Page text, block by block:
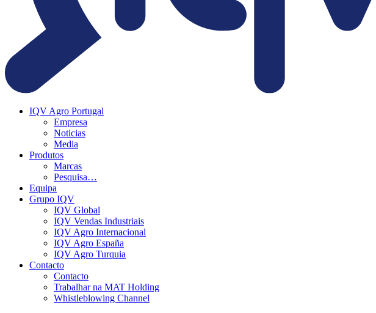
IQV Agro Portugal
Empresa
Noticias
Media
Produtos
Marcas
Pesquisa…
Equipa
Grupo IQV
IQV Global
IQV Vendas Industriais
IQV Agro Internacional
IQV Agro España
IQV Agro Turquia
Contacto
Contacto
Trabalhar na MAT Holding
Whistleblowing Channel